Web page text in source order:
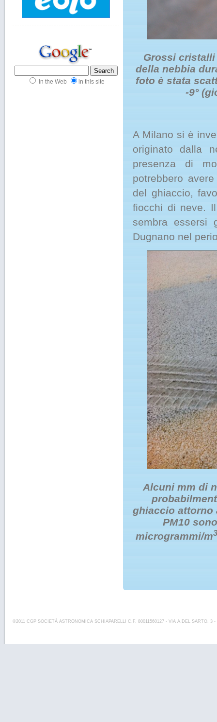
Grossi
della nebbia
foto è stata
-9°
A Milano si è
originato dalla
presenza di
potrebbero
del ghiaccio,
fiocchi di neve.
sembra essersi
Dugnano nel
Alcuni mm di
ghiaccio attorno
PM10
microgrammi/m3
in the Web in this site
©2011 CGP SOCIETÀ ASTRONOMICA SCHIAPARELLI C.F. 80011560127 - VIA A.DEL SARTO, 3